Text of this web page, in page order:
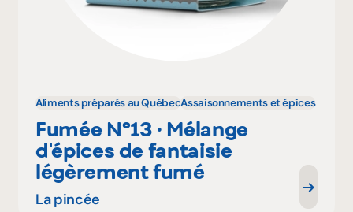
Aliments préparés au QuébecAssaisonnements et épices
Fumée Nº13 · Mélange
d'épices de fantaisie
légèrement fumé
La pincée